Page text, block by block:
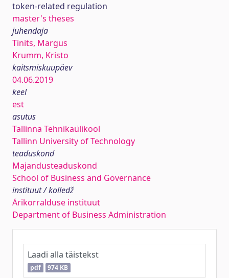
token-related regulation
master's theses
juhendaja
Tinits, Margus
Krumm, Kristo
kaitsmiskuupäev
04.06.2019
keel
est
asutus
Tallinna Tehnikaülikool
Tallinn University of Technology
teaduskond
Majandusteaduskond
School of Business and Governance
instituut / kolledž
Ärikorralduse instituut
Department of Business Administration
Laadi alla täistekst
pdf 974 KB